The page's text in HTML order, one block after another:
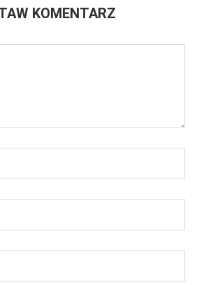
KOMENTARZ